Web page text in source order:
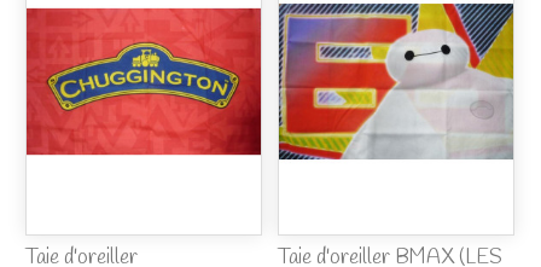
Taie d'oreiller Taie d'oreiller BMAX (LES